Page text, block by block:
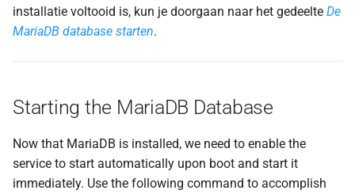
installatie voltooid is, kun je doorgaan naar het gedeelte De
MariaDB database starten.
Starting the MariaDB Database
Now that MariaDB is installed, we need to enable the
service to start automatically upon boot and start it
immediately. Use the following command to accomplish